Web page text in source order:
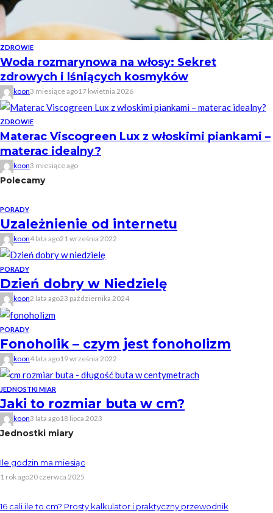
ZDROWIE
Woda rozmarynowa na włosy: Sekret
zdrowych i lśniących kosmyków
koon3 miesiące ago17 kwietnia 2026
ZDROWIE
Materac Viscogreen Lux z włoskimi piankami –
materac idealny?
koon3 miesiące ago
Polecamy
PORADY
Uzależnienie od internetu
koon4 lata ago21 września 2022
PORADY
Dzień dobry w Niedzielę
koon2 lata ago23 października 2024
PORADY
Fonoholik – czym jest fonoholizm
koon4 lata ago19 września 2022
JEDNOSTKI MIAR
Jaki to rozmiar buta w cm?
koon3 lata ago18 lipca 2023
Jednostki miary
Ile godzin ma miesiąc
1 rok ago20 czerwca 2025
16 cali ile to cm? Prosty kalkulator i praktyczny przewodnik